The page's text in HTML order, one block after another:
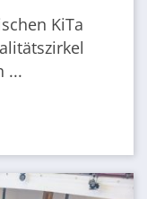
KiTa
...